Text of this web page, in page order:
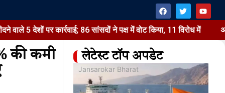
कार्रवाई; 86 सांसदों ने पक्ष में वोट किया, 11 विरोध में अमेरिका
की कमी
लेटेस्ट टॉप अपडेट
Jansarokar Bharat